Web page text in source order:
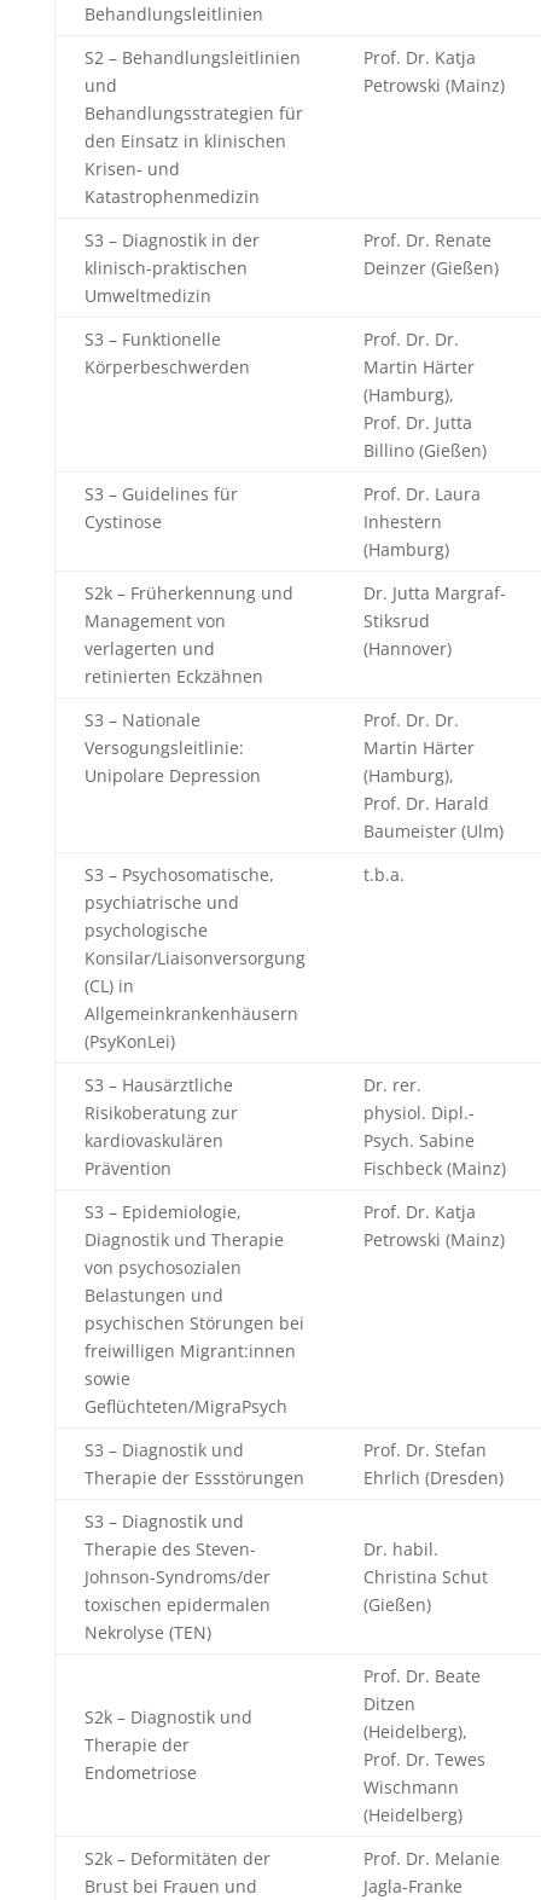
Behandlungsleitlinien
S2 – Behandlungsleitlinien
und
Behandlungsstrategien für
den Einsatz in klinischen
Krisen- und
Katastrophenmedizin
Prof. Dr. Katja
Petrowski (Mainz)
S3 – Diagnostik in der
klinisch-praktischen
Umweltmedizin
Prof. Dr. Renate
Deinzer (Gießen)
S3 – Funktionelle
Körperbeschwerden
Prof. Dr. Dr.
Martin Härter
(Hamburg),
Prof. Dr. Jutta
Billino (Gießen)
S3 – Guidelines für
Cystinose
Prof. Dr. Laura
Inhestern
(Hamburg)
S2k – Früherkennung und
Management von
verlagerten und
retinierten Eckzähnen
Dr. Jutta Margraf-
Stiksrud
(Hannover)
S3 – Nationale
Versogungsleitlinie:
Unipolare Depression
Prof. Dr. Dr.
Martin Härter
(Hamburg),
Prof. Dr. Harald
Baumeister (Ulm)
S3 – Psychosomatische,
psychiatrische und
psychologische
Konsilar/Liaisonversorgung
(CL) in
Allgemeinkrankenhäusern
(PsyKonLei)
t.b.a.
S3 – Hausärztliche
Risikoberatung zur
kardiovaskulären
Prävention
Dr. rer.
physiol. Dipl.-
Psych. Sabine
Fischbeck (Mainz)
S3 – Epidemiologie,
Diagnostik und Therapie
von psychosozialen
Belastungen und
psychischen Störungen bei
freiwilligen Migrant:innen
sowie
Geflüchteten/MigraPsych
Prof. Dr. Katja
Petrowski (Mainz)
S3 – Diagnostik und
Therapie der Essstörungen
Prof. Dr. Stefan
Ehrlich (Dresden)
S3 – Diagnostik und
Therapie des Steven-
Johnson-Syndroms/der
toxischen epidermalen
Nekrolyse (TEN)
Dr. habil.
Christina Schut
(Gießen)
S2k – Diagnostik und
Therapie der
Endometriose
Prof. Dr. Beate
Ditzen
(Heidelberg),
Prof. Dr. Tewes
Wischmann
(Heidelberg)
S2k – Deformitäten der
Brust bei Frauen und
Prof. Dr. Melanie
Jagla-Franke